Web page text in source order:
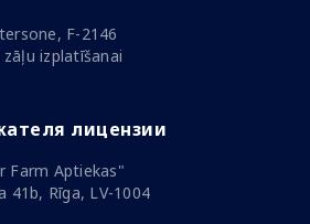
F-2146
izplatīšanai
лицензии
Farm Aptiekas"
41b, Rīga, LV-1004